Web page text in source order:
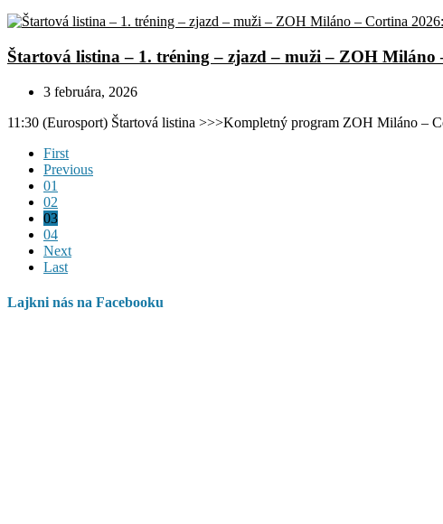
Štartová listina – 1. tréning – zjazd – muži – ZOH
3 februára, 2026
11:30 (Eurosport) Štartová listina >>>Kompletný program ZOH Miláno
First
Previous
01
02
03
04
Next
Last
Lajkni nás na Facebooku